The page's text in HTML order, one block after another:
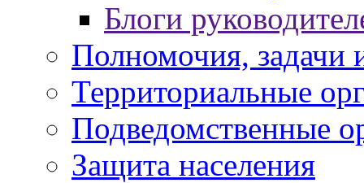
Блоги
Полномочия, задачи
Территориальные
Подведомственные
Защита населения